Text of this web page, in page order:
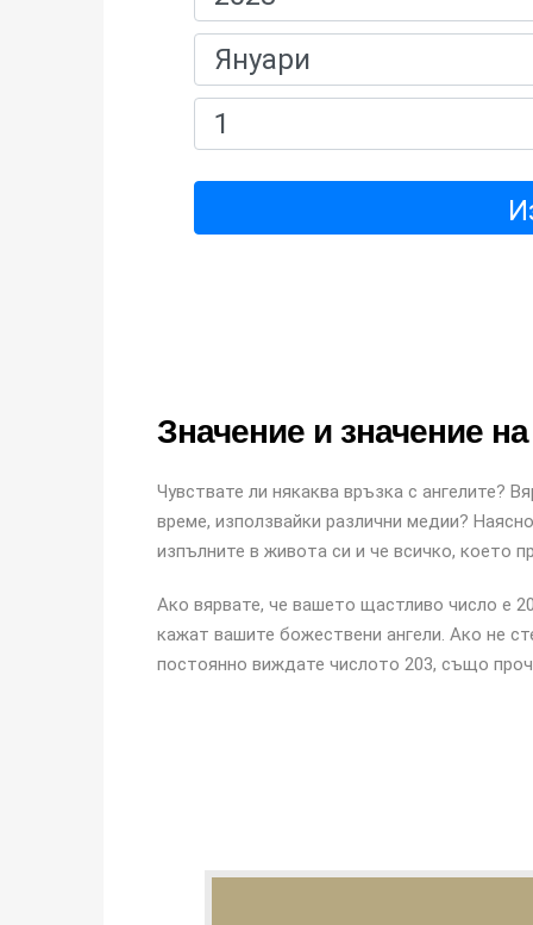
Значение и значение
Чувствате ли някаква връзка с ангелите?
време, използвайки различни медии?
изпълните в живота си и че всичко, което
Ако вярвате, че вашето щастливо число е
кажат вашите божествени ангели. Ако не
постоянно виждате числото 203, също